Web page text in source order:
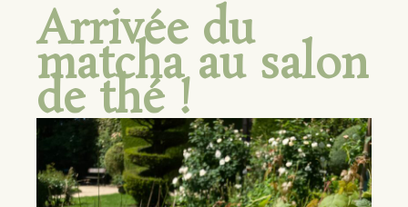
Arrivée du
matcha au salon
de thé !